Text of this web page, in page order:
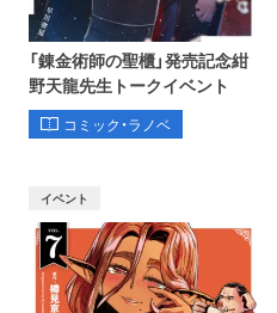
「錬金術師の聖櫃」発売記念紺
野天龍先生トークイベント
コミック・ラノベ
イベント